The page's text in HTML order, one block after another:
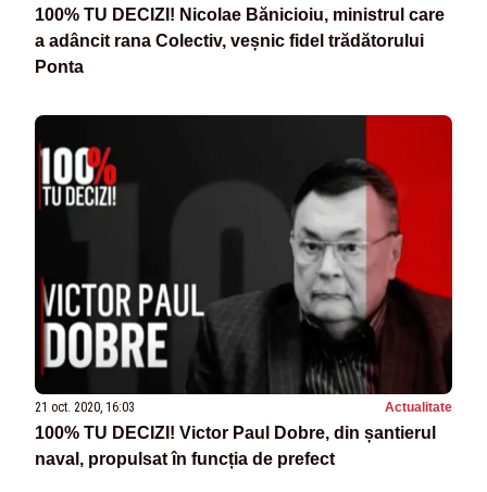
100% TU DECIZI! Nicolae Bănicioiu, ministrul care
a adâncit rana Colectiv, veșnic fidel trădătorului
Ponta
21 oct. 2020, 16:03 Actualitate
100% TU DECIZI! Victor Paul Dobre, din șantierul
naval, propulsat în funcția de prefect